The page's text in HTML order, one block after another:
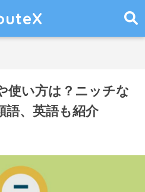
使い方は？ニッチな
語、英語も紹介